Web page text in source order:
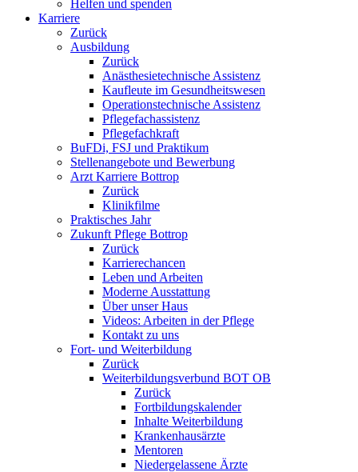
Helfen und spenden
Karriere
Zurück
Ausbildung
Zurück
Anästhesietechnische Assistenz
Kaufleute im Gesundheitswesen
Operationstechnische Assistenz
Pflegefachassistenz
Pflegefachkraft
BuFDi, FSJ und Praktikum
Stellenangebote und Bewerbung
Arzt Karriere Bottrop
Zurück
Klinikfilme
Praktisches Jahr
Zukunft Pflege Bottrop
Zurück
Karrierechancen
Leben und Arbeiten
Moderne Ausstattung
Über unser Haus
Videos: Arbeiten in der Pflege
Kontakt zu uns
Fort- und Weiterbildung
Zurück
Weiterbildungsverbund BOT OB
Zurück
Fortbildungskalender
Inhalte Weiterbildung
Krankenhausärzte
Mentoren
Niedergelassene Ärzte